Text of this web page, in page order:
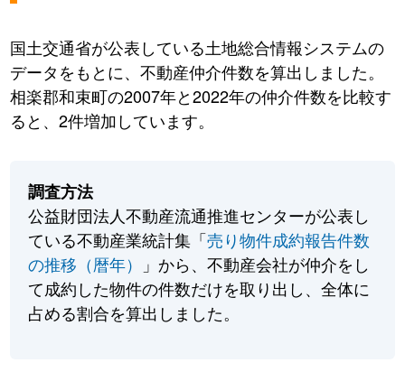
国土交通省が公表している土地総合情報システムの
データをもとに、不動産仲介件数を算出しました。
相楽郡和束町の2007年と2022年の仲介件数を比較す
ると、2件増加しています。
調査方法
公益財団法人不動産流通推進センターが公表し
ている不動産業統計集「売り物件成約報告件数
の推移（暦年）
」から、不動産会社が仲介をし
て成約した物件の件数だけを取り出し、全体に
占める割合を算出しました。